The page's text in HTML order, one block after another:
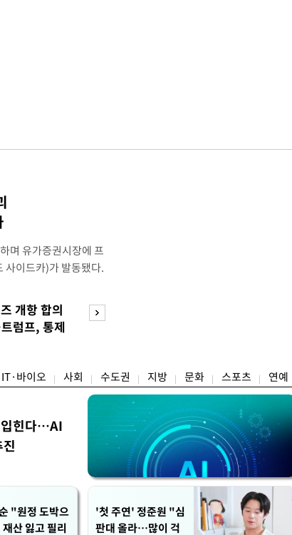
며 유가증권시장에 프
사이드카)가 발동됐다.
매도 사이드카를 발동
선물지수는 전일 종가
피 매도 사이드카는 코
근월물 가격
개항 합의
럼프, 통제
IT·바이오 사회 수도권 지방 문화 스포츠 연예
힌다…AI
"원정 도박으
재산 잃고 필리
'첫 주연' 정준원 "심
판대 올라…많이 걱